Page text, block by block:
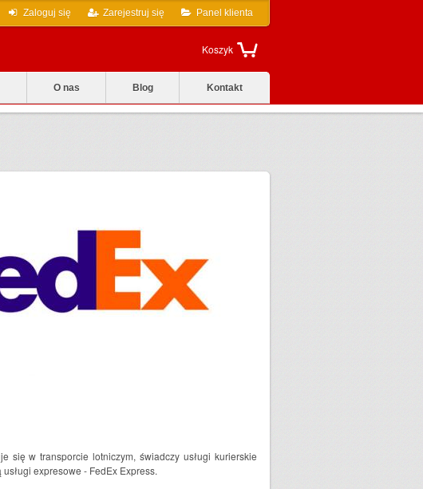
Zaloguj się Zarejestruj się Panel klienta
Koszyk
O nas Blog Kontakt
się w transporcie lotniczym, świadczy usługi kurierskie
expresowe - FedEx Express.